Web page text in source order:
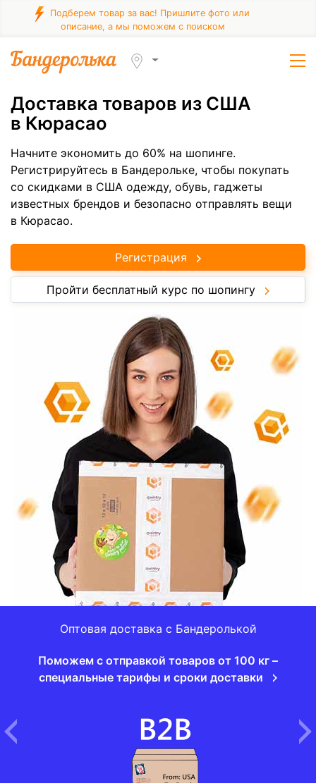
Подберем товар за вас! Пришлите фото или
описание, а мы поможем с поиском
Доставка товаров из США
в Кюрасао
Начните экономить до 60% на шопинге.
Регистрируйтесь в Бандерольке, чтобы покупать
со скидками в США одежду, обувь, гаджеты
известных брендов и безопасно отправлять вещи
в Кюрасао.
Регистрация
Пройти бесплатный курс по шопингу
Оптовая доставка с Бандеролькой
Поможем с отправкой товаров от 100 кг –
специальные тарифы и сроки доставки